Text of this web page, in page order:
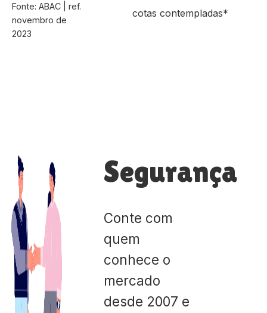
Fonte: ABAC | ref.
novembro de
2023
cotas contempladas*
Segurança
Conte com
quem
conhece o
mercado
desde 2007 e